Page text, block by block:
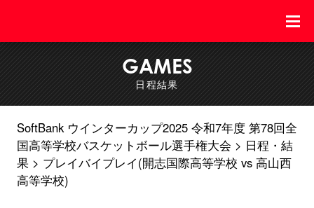
GAMES
日程結果
SoftBank ウインターカップ2025 令和7年度 第78回全
国高等学校バスケットボール選手権大会
日程・結
果
プレイバイプレイ(開志国際高等学校 vs 高山西
高等学校)